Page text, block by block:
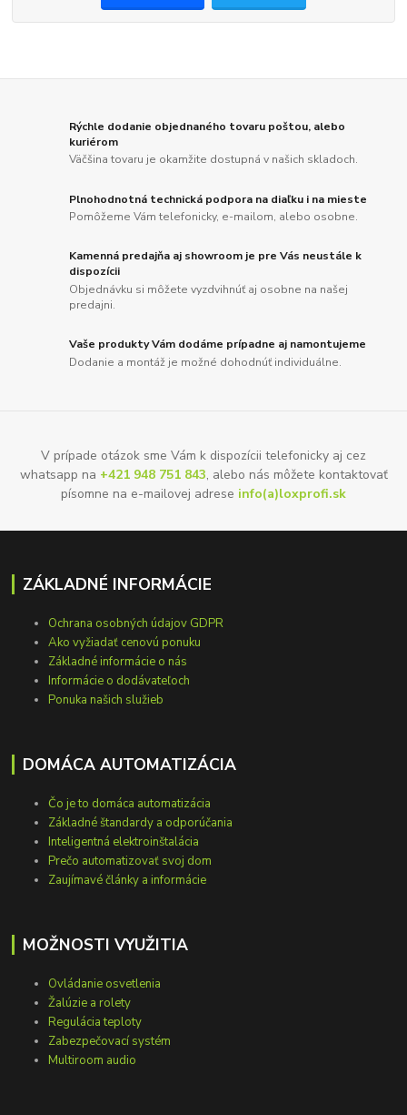
Rýchle dodanie objednaného tovaru poštou, alebo
kuriérom
Väčšina tovaru je okamžite dostupná v našich skladoch.
Plnohodnotná technická podpora na diaľku i na mieste
Pomôžeme Vám telefonicky, e-mailom, alebo osobne.
Kamenná predajňa aj showroom je pre Vás neustále k
dispozícii
Objednávku si môžete vyzdvihnúť aj osobne na našej
predajni.
Vaše produkty Vám dodáme prípadne aj namontujeme
Dodanie a montáž je možné dohodnúť individuálne.
V prípade otázok sme Vám k dispozícii telefonicky aj cez
whatsapp na +421 948 751 843, alebo nás môžete kontaktovať
písomne na e-mailovej adrese info(a)loxprofi.sk
ZÁKLADNÉ INFORMÁCIE
Ochrana osobných údajov GDPR
Ako vyžiadať cenovú ponuku
Základné informácie o nás
Informácie o dodávateľoch
Ponuka našich služieb
DOMÁCA AUTOMATIZÁCIA
Čo je to domáca automatizácia
Základné štandardy a odporúčania
Inteligentná elektroinštalácia
Prečo automatizovať svoj dom
Zaujímavé články a informácie
MOŽNOSTI VYUŽITIA
Ovládanie osvetlenia
Žalúzie a rolety
Regulácia teploty
Zabezpečovací systém
Multiroom audio